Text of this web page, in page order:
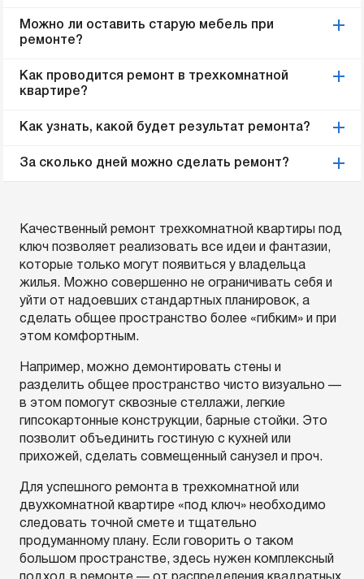
Можно ли оставить старую мебель при
ремонте?
Как проводится ремонт в трехкомнатной
квартире?
Как узнать, какой будет результат ремонта?
За сколько дней можно сделать ремонт?
Качественный ремонт трехкомнатной квартиры под
ключ позволяет реализовать все идеи и фантазии,
которые только могут появиться у владельца
жилья. Можно совершенно не ограничивать себя и
уйти от надоевших стандартных планировок, а
сделать общее пространство более «гибким» и при
этом комфортным.
Например, можно демонтировать стены и
разделить общее пространство чисто визуально —
в этом помогут сквозные стеллажи, легкие
гипсокартонные конструкции, барные стойки. Это
позволит объединить гостиную с кухней или
прихожей, сделать совмещенный санузел и проч.
Для успешного ремонта в трехкомнатной или
двухкомнатной квартире «под ключ» необходимо
следовать точной смете и тщательно
продуманному плану. Если говорить о таком
большом пространстве, здесь нужен комплексный